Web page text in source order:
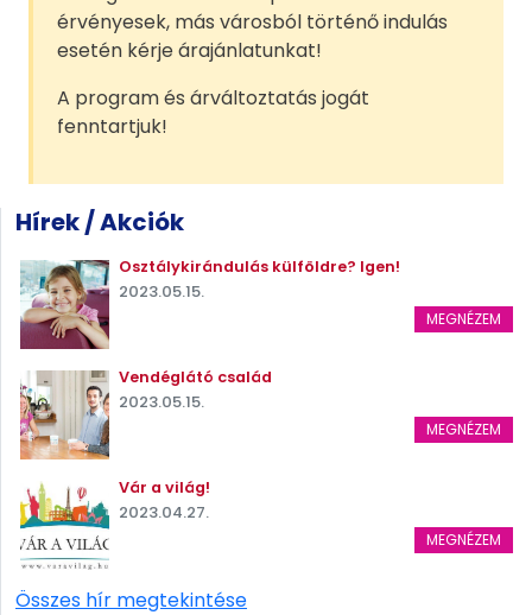
érvényesek, más városból történő indulás
esetén kérje árajánlatunkat!
A program és árváltoztatás jogát
fenntartjuk!
Hírek / Akciók
Osztálykirándulás külföldre? Igen!
2023.05.15.
MEGNÉZEM
Vendéglátó család
2023.05.15.
MEGNÉZEM
Vár a világ!
2023.04.27.
MEGNÉZEM
Összes hír megtekintése